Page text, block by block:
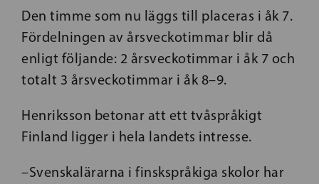
Den timme som nu läggs till placeras i åk 7.
Fördelningen av årsveckotimmar blir då
enligt följande: 2 årsveckotimmar i åk 7 och
totalt 3 årsveckotimmar i åk 8–9.
Henriksson betonar att ett tvåspråkigt
Finland ligger i hela landets intresse.
–Svenskalärarna i finskspråkiga skolor har